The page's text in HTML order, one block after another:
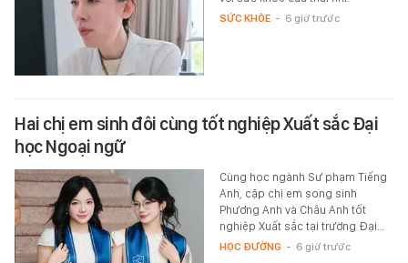
SỨC KHỎE - 6 giờ trước
Hai chị em sinh đôi cùng tốt nghiệp Xuất sắc Đại
học Ngoại ngữ
Cùng học ngành Sư phạm Tiếng
Anh, cặp chị em song sinh
Phương Anh và Châu Anh tốt
nghiệp Xuất sắc tại trường Đại…
HỌC ĐƯỜNG - 6 giờ trước